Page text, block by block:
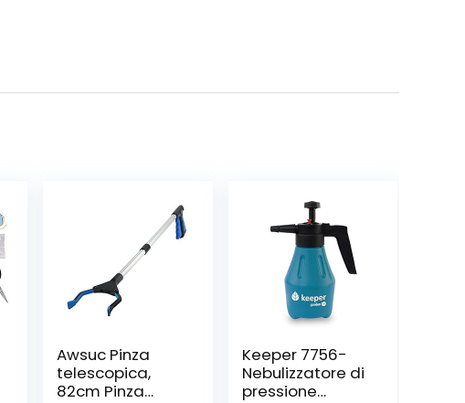
Awsuc Pinza
telescopica,
82cm Pinza
Keeper 7756-
Nebulizzatore di
pressione